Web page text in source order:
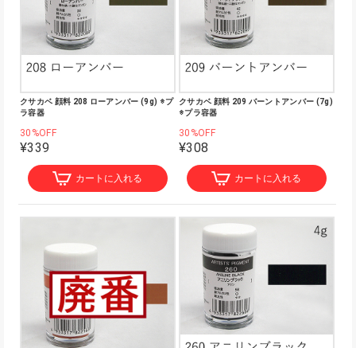
クサカベ 顔料 208 ローアンバー (9g) ※プ
ラ容器
30%OFF
¥339
カートに入れる
クサカベ 顔料 209 バーントアンバー (7g)
※プラ容器
30%OFF
¥308
カートに入れる